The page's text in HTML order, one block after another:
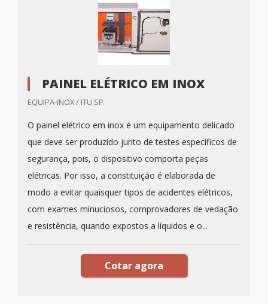
PAINEL ELÉTRICO EM INOX
EQUIPA-INOX / ITU SP
O painel elétrico em inox é um equipamento delicado
que deve ser produzido junto de testes específicos de
segurança, pois, o dispositivo comporta peças
elétricas. Por isso, a constituição é elaborada de
modo a evitar quaisquer tipos de acidentes elétricos,
com exames minuciosos, comprovadores de vedação
e resistência, quando expostos a líquidos e o...
Cotar agora